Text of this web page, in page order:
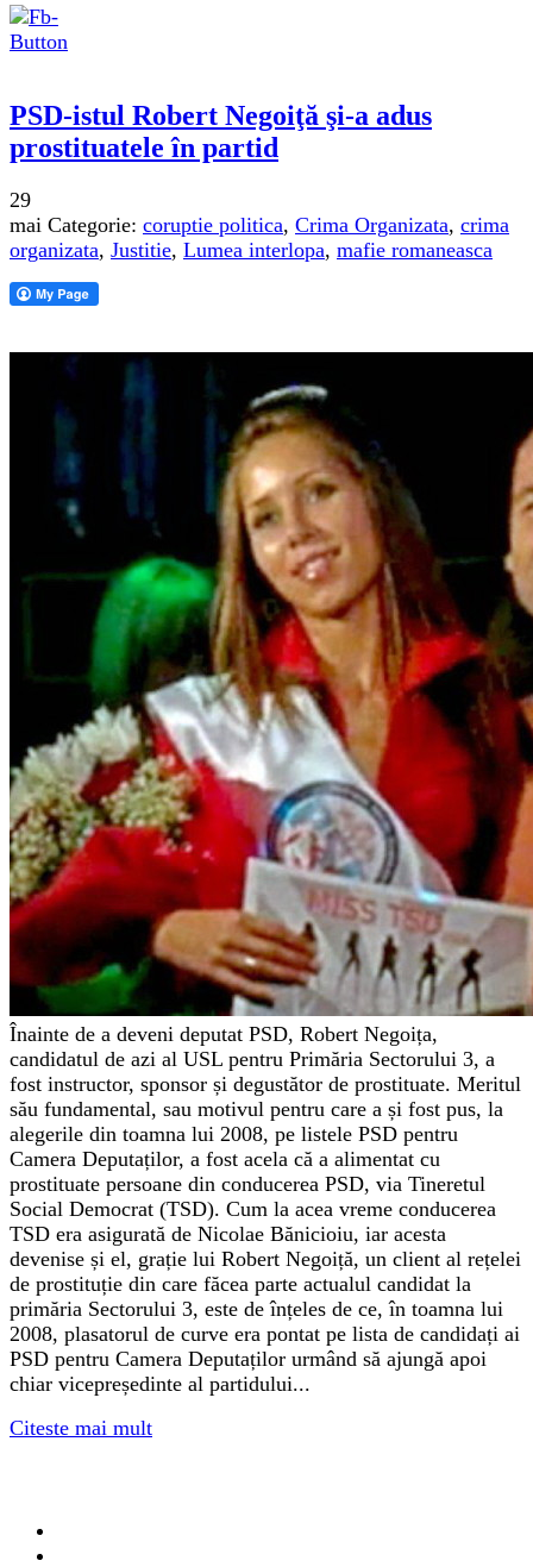
PSD-istul Robert Negoiţă şi-a adus
prostituatele în partid
29
mai Categorie: coruptie politica, Crima Organizata, crima
organizata, Justitie, Lumea interlopa, mafie romaneasca
Înainte de a deveni deputat PSD, Robert Negoița,
candidatul de azi al USL pentru Primăria Sectorului 3, a
fost instructor, sponsor și degustător de prostituate. Meritul
său fundamental, sau motivul pentru care a și fost pus, la
alegerile din toamna lui 2008, pe listele PSD pentru
Camera Deputaților, a fost acela că a alimentat cu
prostituate persoane din conducerea PSD, via Tineretul
Social Democrat (TSD). Cum la acea vreme conducerea
TSD era asigurată de Nicolae Bănicioiu, iar acesta
devenise și el, grație lui Robert Negoiță, un client al rețelei
de prostituție din care făcea parte actualul candidat la
primăria Sectorului 3, este de înțeles de ce, în toamna lui
2008, plasatorul de curve era pontat pe lista de candidați ai
PSD pentru Camera Deputaților urmând să ajungă apoi
chiar vicepreședinte al partidului...
Citeste mai mult